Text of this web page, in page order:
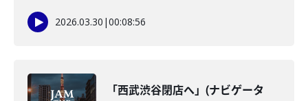
2026.03.30 |00:08:56
「西武渋谷閉店へ」(ナビゲータ